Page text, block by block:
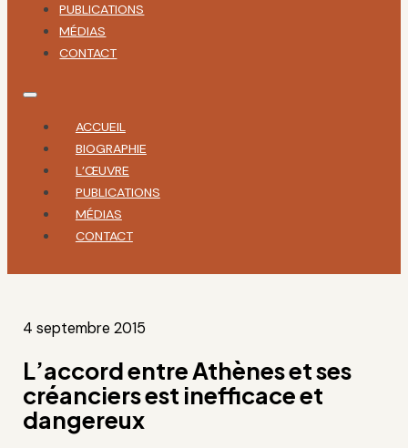
PUBLICATIONS
MÉDIAS
CONTACT
ACCUEIL
BIOGRAPHIE
L’ŒUVRE
PUBLICATIONS
MÉDIAS
CONTACT
4 septembre 2015
L’accord entre Athènes et ses
créanciers est inefficace et
dangereux